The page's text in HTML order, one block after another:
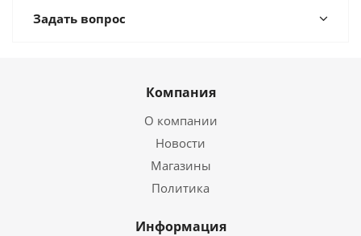
Задать вопрос
Компания
О компании
Новости
Магазины
Политика
Информация